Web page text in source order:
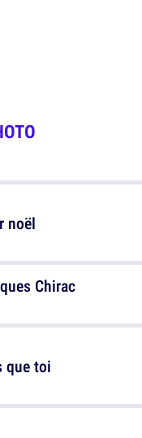
noël
que toi
Chirac